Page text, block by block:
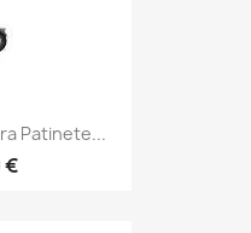
Patinete...
€